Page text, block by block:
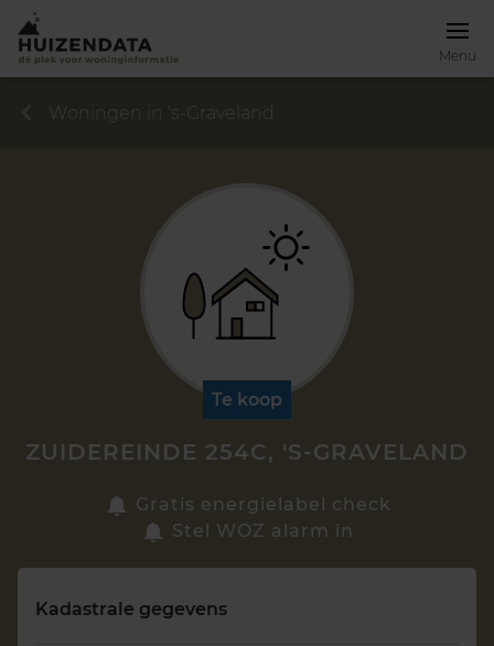
Menu
Zoek een woning
Woningen in 's-Graveland
Te koop
ZUIDEREINDE 254C, 'S-GRAVELAND
Gratis energielabel check
Stel WOZ alarm in
Kadastrale gegevens